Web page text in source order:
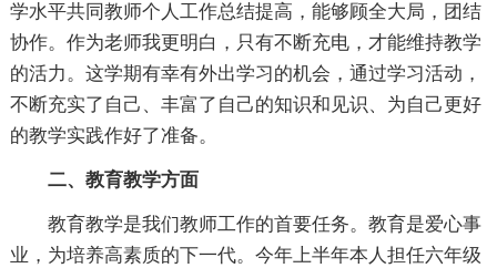
学水平共同教师个人工作总结提高，能够顾全大局，团结
协作。作为老师我更明白，只有不断充电，才能维持教学
的活力。这学期有幸有外出学习的机会，通过学习活动，
不断充实了自己、丰富了自己的知识和见识、为自己更好
的教学实践作好了准备。
二、教育教学方面
教育教学是我们教师工作的首要任务。教育是爱心事
业，为培养高素质的下一代。今年上半年本人担任六年级